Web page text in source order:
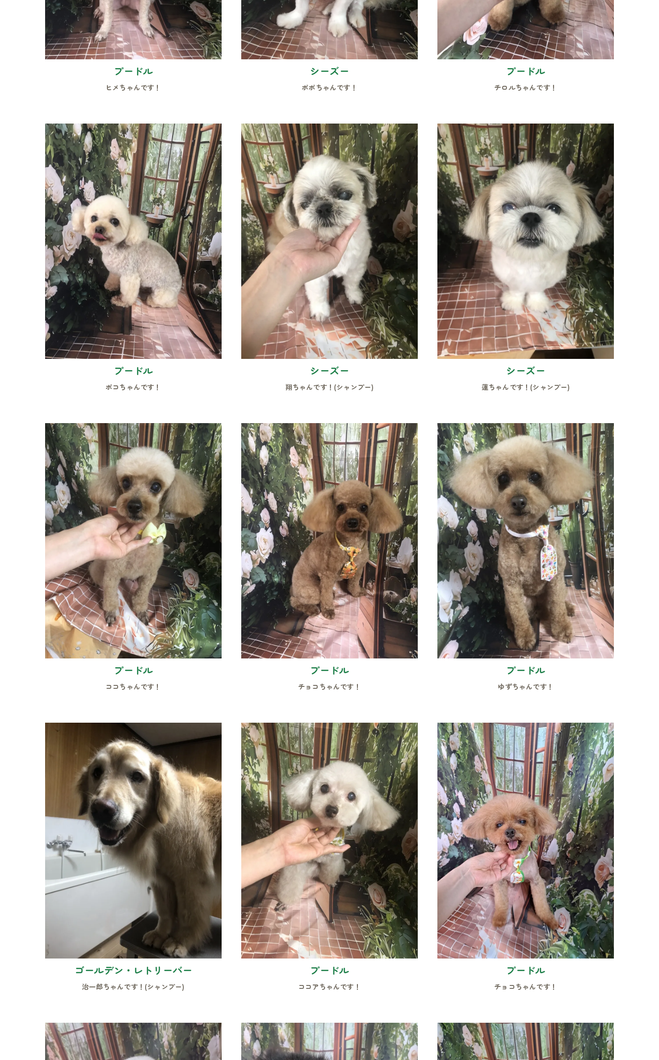
プードル
ヒメちゃんです！
シーズー
ポポちゃんです！
プードル
チロルちゃんです！
プードル
ポコちゃんです！
シーズー
翔ちゃんです！(シャンプー)
シーズー
蓮ちゃんです！(シャンプー)
プードル
ココちゃんです！
プードル
チョコちゃんです！
プードル
ゆずちゃんです！
ゴールデン・レトリーバー
治一郎ちゃんです！(シャンプー)
プードル
ココアちゃんです！
プードル
チョコちゃんです！
お気軽にお問い合わせください